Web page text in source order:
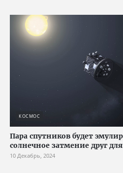
КОСМОС
Пара спутников будет
солнечное затмение друг для
10 Декабрь, 2024